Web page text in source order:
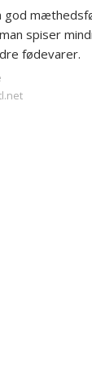
god
spiser
fødevarer.